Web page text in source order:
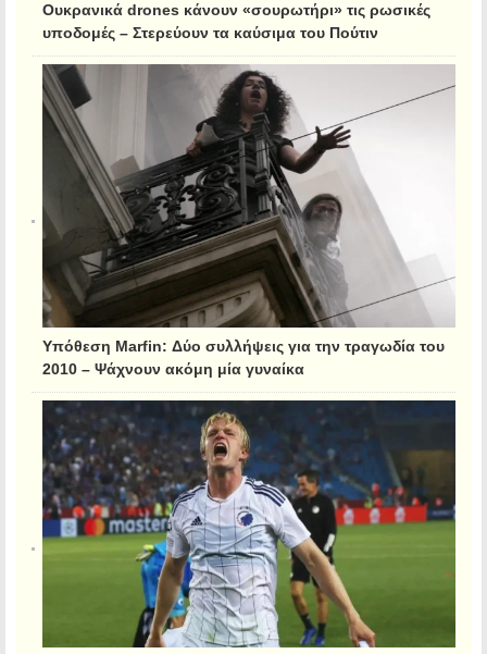
Ουκρανικά drones κάνουν «σουρωτήρι» τις ρωσικές
υποδομές – Στερεύουν τα καύσιμα του Πούτιν
Υπόθεση Marfin: Δύο συλλήψεις για την τραγωδία του
2010 – Ψάχνουν ακόμη μία γυναίκα